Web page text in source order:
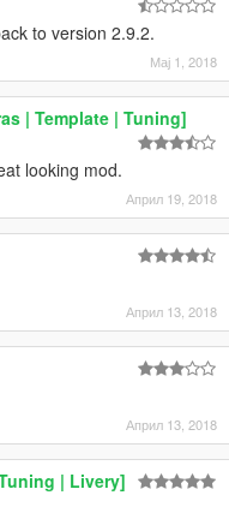
to version 2.9.2.
Мај 1, 2018
| Template | Tuning]
looking mod.
Април 19, 2018
Април 13, 2018
Април 13, 2018
| Livery]